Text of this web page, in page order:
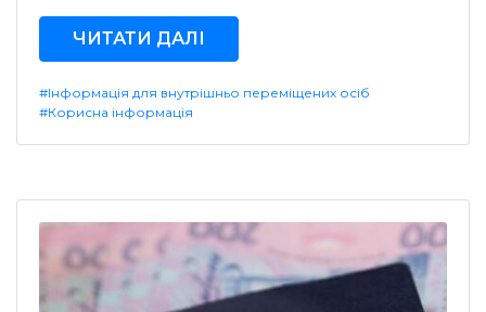
ЧИТАТИ ДАЛІ
#Інформація для внутрішньо переміщених осіб
#Корисна інформація